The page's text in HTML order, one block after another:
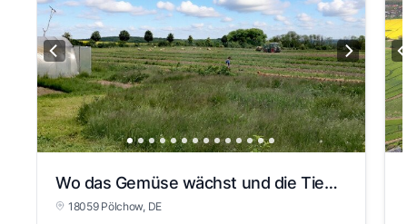
Wo das Gemüse wächst und die Tiere weiden – Dein Stellplatz im Grünen mit Weitblick
18059 Pölchow, DE